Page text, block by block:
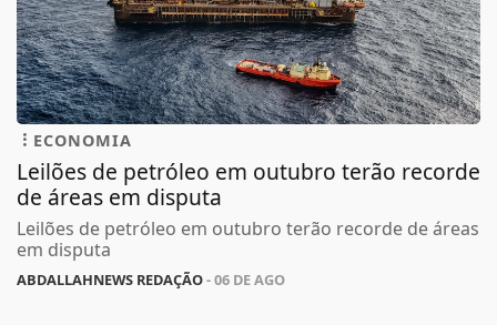
ECONOMIA
Leilões de petróleo em outubro terão recorde
de áreas em disputa
Leilões de petróleo em outubro terão recorde de áreas
em disputa
ABDALLAHNEWS REDAÇÃO- 06 DE AGO